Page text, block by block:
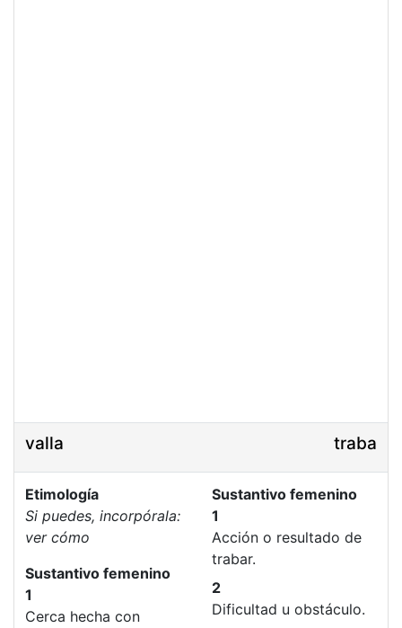
valla traba
Etimología
Si puedes, incorpórala:
ver cómo
Sustantivo femenino
1
Cerca hecha con
Sustantivo femenino
1
Acción o resultado de
trabar.
2
Dificultad u obstáculo.